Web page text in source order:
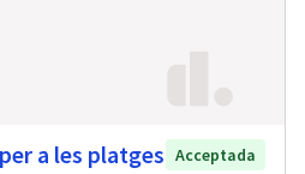
a les platges Acceptada